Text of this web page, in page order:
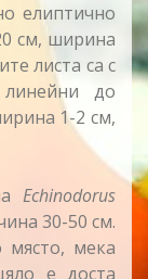
елиптично
см, ширина
листа са с
до
1-2 см,
Echinodorus
30-50 см.
място, мека
е доста